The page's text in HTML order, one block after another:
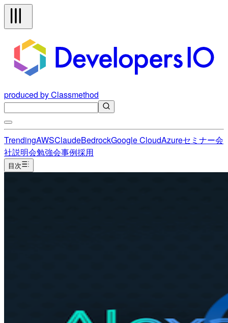
produced by Classmethod
TrendingAWSClaudeBedrockGoogle CloudAzureセミナー会
社説明会勉強会事例採用
目次